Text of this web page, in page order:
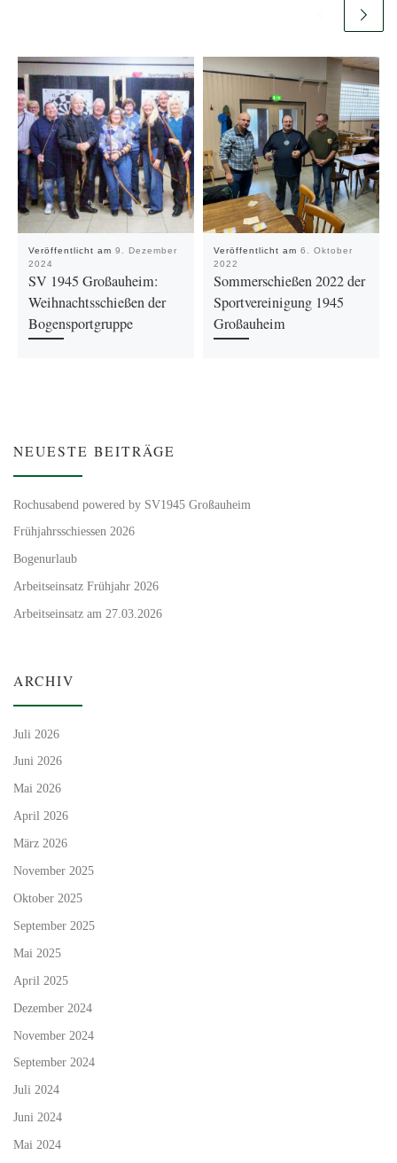
Veröffentlicht am 9. Dezember
2024
SV 1945 Großauheim:
Weihnachtsschießen der
Bogensportgruppe
Veröffentlicht am 6. Oktober
2022
Sommerschießen 2022 der
Sportvereinigung 1945
Großauheim
NEUESTE BEITRÄGE
Rochusabend powered by SV1945 Großauheim
Frühjahrsschiessen 2026
Bogenurlaub
Arbeitseinsatz Frühjahr 2026
Arbeitseinsatz am 27.03.2026
ARCHIV
Juli 2026
Juni 2026
Mai 2026
April 2026
März 2026
November 2025
Oktober 2025
September 2025
Mai 2025
April 2025
Dezember 2024
November 2024
September 2024
Juli 2024
Juni 2024
Mai 2024